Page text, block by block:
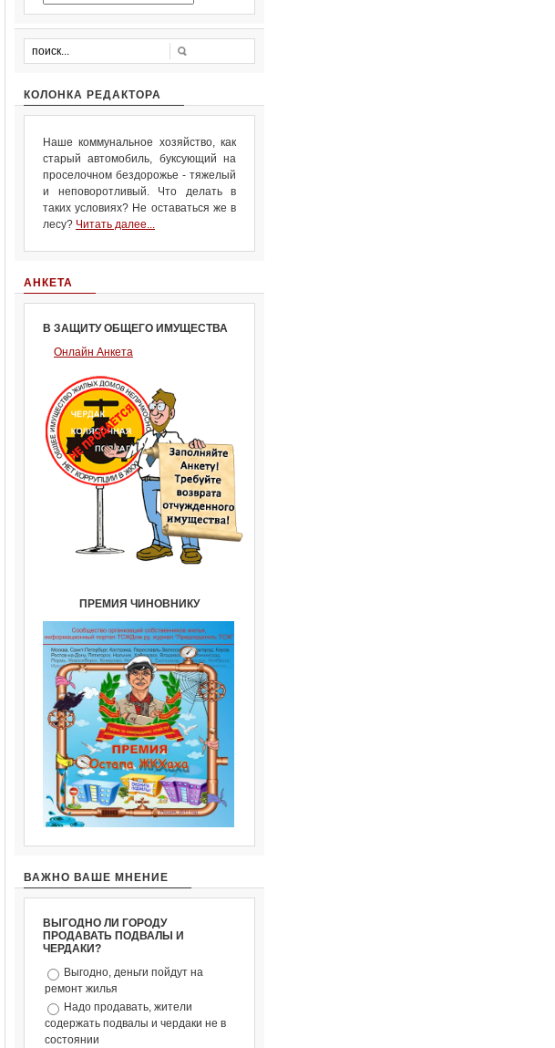
КОЛОНКА РЕДАКТОРА
Наше коммунальное хозяйство, как
старый автомобиль, буксующий на
проселочном бездорожье - тяжелый
и неповоротливый. Что делать в
таких условиях? Не оставаться же в
лесу? Читать далее...
АНКЕТА
В ЗАЩИТУ ОБЩЕГО ИМУЩЕСТВА
Онлайн Анкета
ПРЕМИЯ ЧИНОВНИКУ
ВАЖНО ВАШЕ МНЕНИЕ
ВЫГОДНО ЛИ ГОРОДУ
ПРОДАВАТЬ ПОДВАЛЫ И
ЧЕРДАКИ?
Выгодно, деньги пойдут на
ремонт жилья
Надо продавать, жители
содержать подвалы и чердаки не в
состоянии